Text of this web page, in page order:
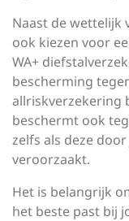
Naast de wettelijk
ook kiezen voor
WA+
bescherming
allriskverzekering
beschermt ook
zelfs als deze
veroorzaakt.
Het is belangrijk
het beste past bij